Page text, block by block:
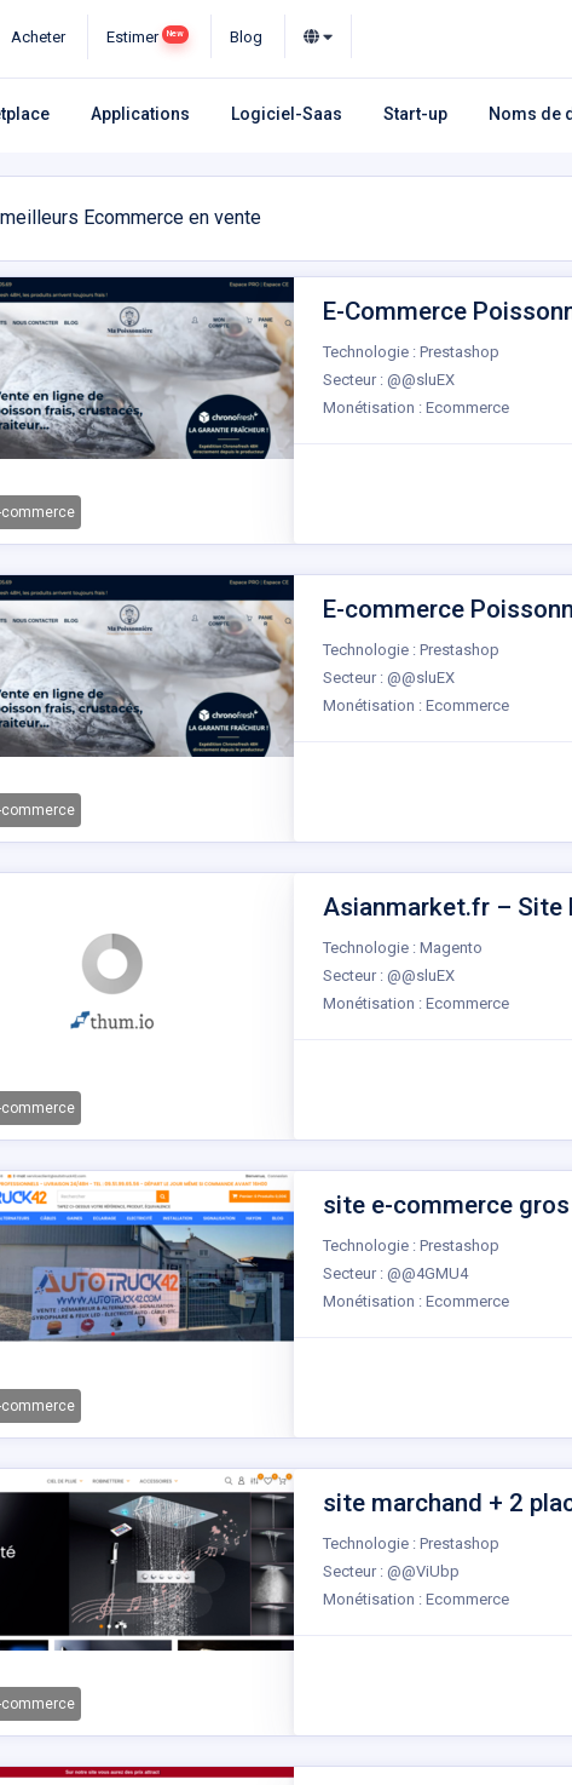
Acheter Estimer New Blog
Applications Logiciel-Saas Start-up Noms de
Ecommerce en vente
commerce
E-Commerce
Technologie : Prestashop
Secteur : @@sluEX
Monétisation : Ecommerce
commerce
E-commerce
Technologie : Prestashop
Secteur : @@sluEX
Monétisation : Ecommerce
commerce
Asianmarket.fr – Site
Technologie : Magento
Secteur : @@sluEX
Monétisation : Ecommerce
commerce
site e-commerce gros
Technologie : Prestashop
Secteur : @@4GMU4
Monétisation : Ecommerce
commerce
site marchand + 2
Technologie : Prestashop
Secteur : @@ViUbp
Monétisation : Ecommerce